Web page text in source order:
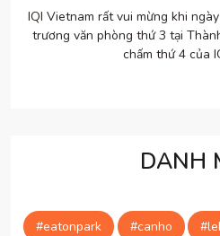
IQI Vietnam rất vui mừng khi
trương văn phòng thứ 3 tại
chấm thứ 4 của
DANH
#eatonpark #canho